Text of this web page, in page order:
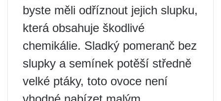
byste měli odříznout jejich slupku,
která obsahuje škodlivé
chemikálie. Sladký pomeranč bez
slupky a semínek potěší středně
velké ptáky, toto ovoce není